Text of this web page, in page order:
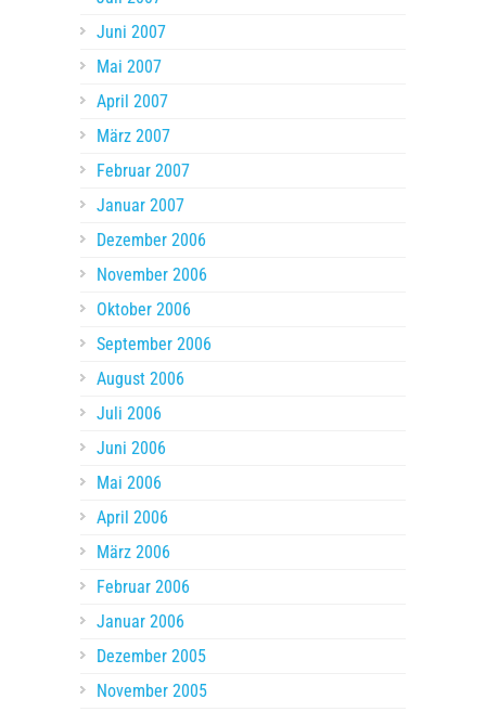
Juni 2007
Mai 2007
April 2007
März 2007
Februar 2007
Januar 2007
Dezember 2006
November 2006
Oktober 2006
September 2006
August 2006
Juli 2006
Juni 2006
Mai 2006
April 2006
März 2006
Februar 2006
Januar 2006
Dezember 2005
November 2005